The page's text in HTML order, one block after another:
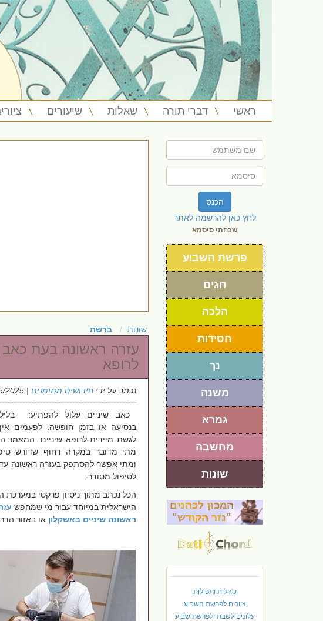
ראשי דברי תורה שאלות שיעורים
הכנס
לחץ כאן להרשמה לאתר
שכחתי סיסמא
פרשת השבוע
חגים
הלכה
חסידות
נך
משנה
גמרא
מחשבה
שונות
סגולות ותפילות
ציורים לפרשת השבוע
עלונים לשבת ולפרשת שבוע
שונות ברשת
עזרה ראשונה בעת כאב
לרופא
נכתב על ידי חידושים ממומנים | 26/5/2025
כאב שיניים עלול להפתיע:
בנסיעה או בזמן חופשה. לפעמים
לגשת מיידית לרופא שיניים. המאמר
מתי מדובר במקרה דחוף שדורש
ומתי אפשר להסתפק בעזרה ראשונה
לטיפול מסודר.
הכל נכתב מתוך ניסיון פרקטי במערכת
הישראלית במיוחד עבור מי שמחפש
ראשונה שיניים באשקלון או באזור